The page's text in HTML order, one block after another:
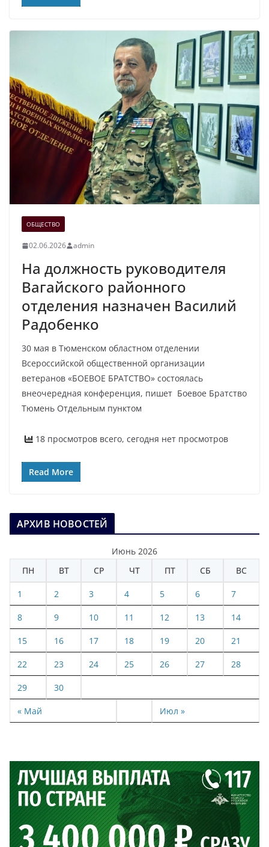
ОБЩЕСТВО
02.06.2026 admin
На должность руководителя
Вагайского районного
отделения назначен Василий
Радобенко
30 мая в Тюменском областном отделении
Всероссийской общественной организации
ветеранов «БОЕВОЕ БРАТСТВО» состоялась
внеочередная конференция, пишет Боевое Братство
Тюмень Отдельным пунктом
18 просмотров всего, сегодня нет просмотров
Read More
АРХИВ НОВОСТЕЙ
Июнь 2026
ПН
ВТ СР ЧТ ПТ СБ ВС
« Май Июл »
1 2 3 4 5 6 7
8 9 10 11 12 13 14
15 16 17 18 19 20 21
22 23 24 25 26 27 28
29 30